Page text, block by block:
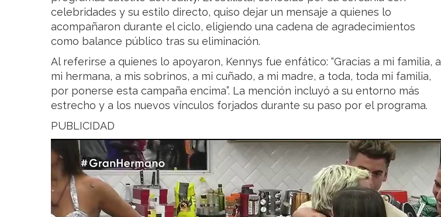
celebridades y su estilo directo, quiso dejar un mensaje a quienes lo
acompañaron durante el ciclo, eligiendo una cadena de agradecimientos
como balance público tras su eliminación.
Al referirse a quienes lo apoyaron, Kennys fue enfático: “Gracias a mi familia, a
mi hermana, a mis sobrinos, a mi cuñado, a mi madre, a toda, toda mi familia,
por ponerse esta campaña encima”. La mención incluyó a su entorno más
estrecho y a los nuevos vínculos forjados durante su paso por el programa.
PUBLICIDAD